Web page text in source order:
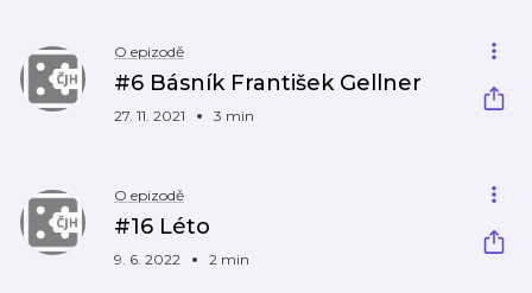
O epizodě
#6 Básník František Gellner
27. 11. 2021 3 min
O epizodě
#16 Léto
9. 6. 2022 2 min